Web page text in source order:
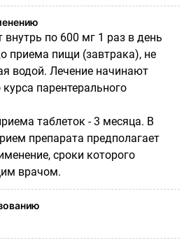
по 600 мг 1 раз в день
приема пищи (завтрака), не
водой. Лечение начинают
парентерального
таблеток - 3 месяца. В
препарата предполагает
сроки которого
врачом.